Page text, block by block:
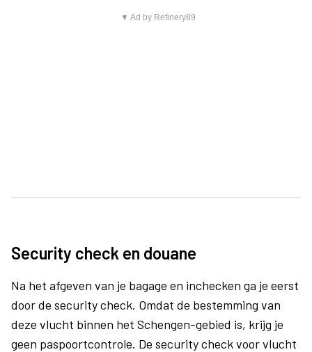
▼ Ad by Refinery89
Security check en douane
Na het afgeven van je bagage en inchecken ga je eerst
door de security check. Omdat de bestemming van
deze vlucht binnen het Schengen-gebied is, krijg je
geen paspoortcontrole. De security check voor vlucht